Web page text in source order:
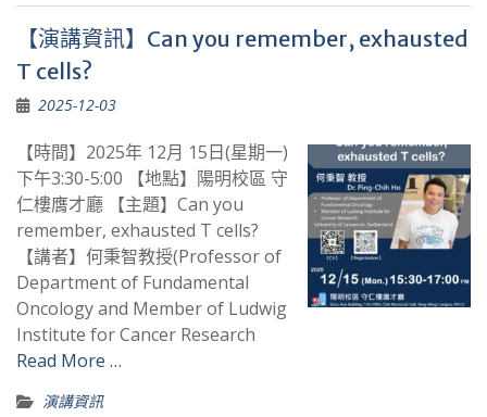
【演講資訊】Can you remember, exhausted
T cells?
2025-12-03
【時間】2025年 12月 15日(星期一)
下午3:30-5:00 【地點】陽明校區 守
仁樓膺才廳 【主題】Can you
remember, exhausted T cells?
【講者】何秉智教授(Professor of
Department of Fundamental
Oncology and Member of Ludwig
Institute for Cancer Research
Read More …
演講資訊